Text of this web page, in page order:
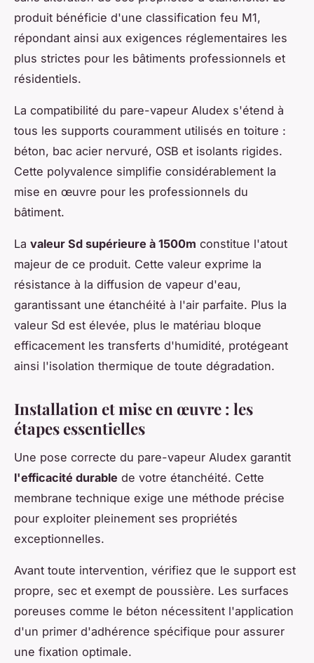
produit bénéficie d'une classification feu M1,
répondant ainsi aux exigences réglementaires les
plus strictes pour les bâtiments professionnels et
résidentiels.
La compatibilité du pare-vapeur Aludex s'étend à
tous les supports couramment utilisés en toiture :
béton, bac acier nervuré, OSB et isolants rigides.
Cette polyvalence simplifie considérablement la
mise en œuvre pour les professionnels du
bâtiment.
La valeur Sd supérieure à 1500m constitue l'atout
majeur de ce produit. Cette valeur exprime la
résistance à la diffusion de vapeur d'eau,
garantissant une étanchéité à l'air parfaite. Plus la
valeur Sd est élevée, plus le matériau bloque
efficacement les transferts d'humidité, protégeant
ainsi l'isolation thermique de toute dégradation.
Installation et mise en œuvre : les
étapes essentielles
Une pose correcte du pare-vapeur Aludex garantit
l'efficacité durable de votre étanchéité. Cette
membrane technique exige une méthode précise
pour exploiter pleinement ses propriétés
exceptionnelles.
Avant toute intervention, vérifiez que le support est
propre, sec et exempt de poussière. Les surfaces
poreuses comme le béton nécessitent l'application
d'un primer d'adhérence spécifique pour assurer
une fixation optimale.